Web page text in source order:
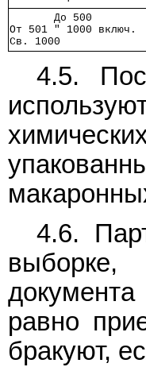
       До 500
От 501 " 1000 включ.
Св. 1000
4.5.
4.6.
равно
бракуют,